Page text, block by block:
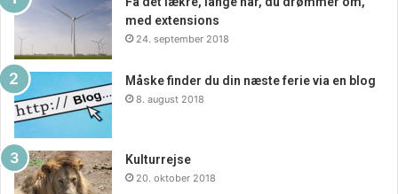
giver dig mulighed for at spore medarbejdernes timer
elektronisk. Nogle systemer kan f.eks. fungere som
grænseflade til stempelure eller elektroniske timesedler.
med extensions
24. september 2018
Måske finder du din næste ferie via en blog
8. august 2018
Kulturrejse
20. oktober 2018